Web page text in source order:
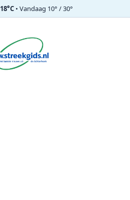
18°C• Vandaag 10° / 30°